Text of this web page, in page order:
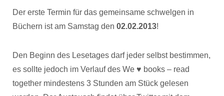
Der erste Termin für das gemeinsame schwelgen in
Büchern ist am Samstag den 02.02.2013!
Den Beginn des Lesetages darf jeder selbst bestimmen,
es sollte jedoch im Verlauf des We ♥ books – read
together mindestens 3 Stunden am Stück gelesen